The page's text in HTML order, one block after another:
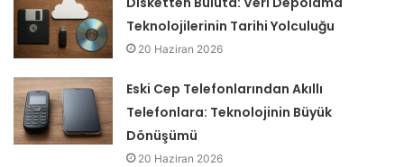
Teknolojilerinin Tarihi Yolculuğu
20 Haziran 2026
Eski Cep Telefonlarından Akıllı
Telefonlara: Teknolojinin Büyük
Dönüşümü
20 Haziran 2026